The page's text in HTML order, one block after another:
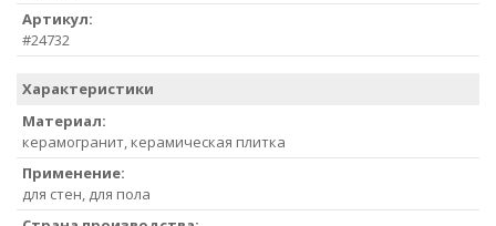
Артикул:
#24732
Характеристики
Материал:
керамогранит, керамическая плитка
Применение:
для стен, для пола